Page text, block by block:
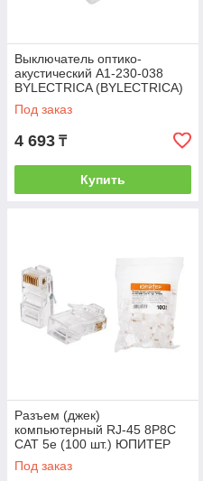
Выключатель оптико-
акустический А1-230-038
BYLECTRICA (BYLECTRICA)
(А1-230-038)
Под заказ
4 693 ₸
Купить
Разъем (джек)
компьютерный RJ-45 8P8C
CAT 5e (100 шт.) ЮПИТЕР
(ЮПИТЕР) (JP7306)
Под заказ